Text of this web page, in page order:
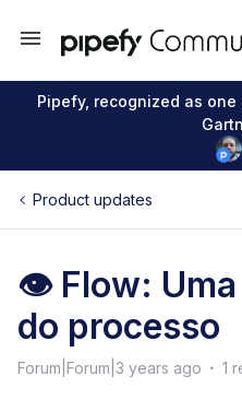
Pipefy, recognized as
Product updates
👁 Flow:
do processo
Forum|Forum|3 years ago 1